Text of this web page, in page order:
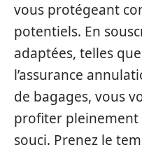
vous protégeant
potentiels. En
adaptées, telles
l’assurance
de bagages, vous
profiter pleinement
souci. Prenez le